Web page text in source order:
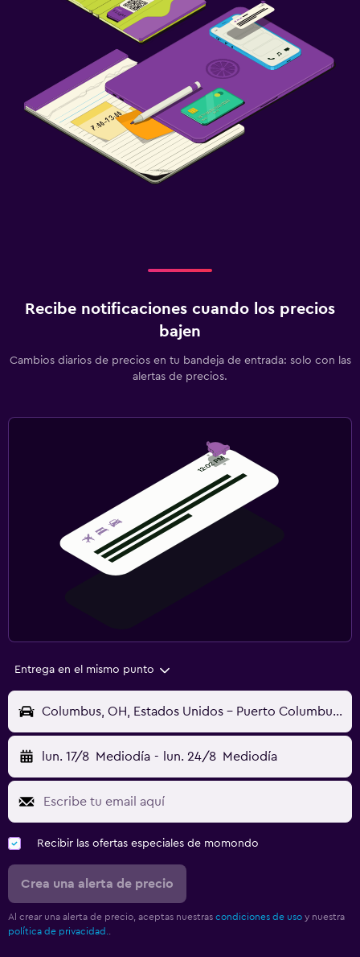
Recibe notificaciones cuando los precios
bajen
Cambios diarios de precios en tu bandeja de entrada: solo con las
alertas de precios.
Entrega en el mismo punto
Columbus, OH, Estados Unidos - Puerto Columbus (CMH)
lun. 17/8 Mediodía - lun. 24/8 Mediodía
Recibir las ofertas especiales de momondo
Crea una alerta de precio
Al crear una alerta de precio, aceptas nuestras condiciones de uso y nuestra
política de privacidad..